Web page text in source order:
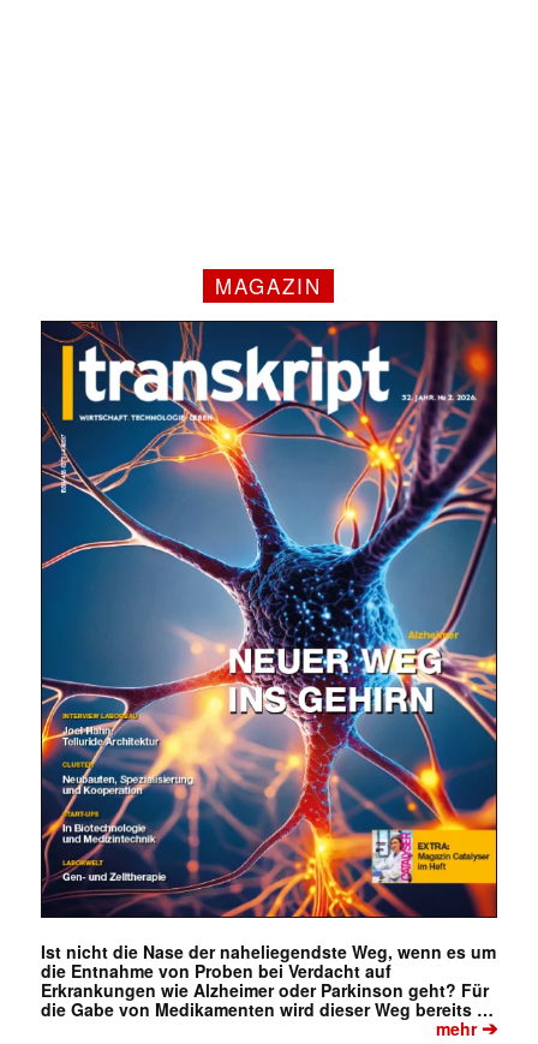
MAGAZIN
Ist nicht die Nase der naheliegendste Weg, wenn es um
die Entnahme von Proben bei Verdacht auf
Erkrankungen wie Alzheimer oder Parkinson geht? Für
die Gabe von Medikamenten wird dieser Weg bereits …
mehr➔